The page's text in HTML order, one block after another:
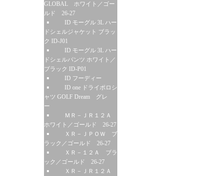
GLOBAL ホワイト／ゴー
ルド 26-27
ID モーグル 3L ハー
ドシェルジャケット ブラッ
ク ID-J01
ID モーグル 3L ハー
ドシェルパンツ ホワイト／
ブラック ID-P01
ID フーディー
ID one ドライポロシ
ャツ GOLF Dream グレ
ー
ＭＲ－ＪＲ１２Ａ
ホワイト／ゴールド 26-27
ＸＲ－ＪＰＯＷ ブ
ラック／ゴールド 26-27
ＸＲ－１２Ａ ブラ
ック／ゴールド 26-27
ＸＲ－ＪＲ１２Ａ